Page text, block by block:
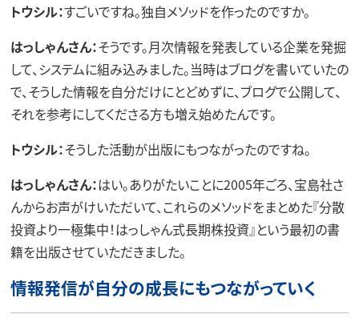
トウシル：すごいですね。独自メソッドを作ったのですか。
はっしゃんさん：そうです。月次情報を発表している企業を発掘
して、システムに組み込みました。当時はブログを書いていたの
で、そうした情報を自分だけにとどめずに、ブログで公開して、
それを参考にしてくださる方も増え始めたんです。
トウシル：そうした活動が出版にもつながったのですね。
はっしゃんさん：はい。ありがたいことに2005年ごろ、宝島社さ
んからお声がけいただいて、これらのメソッドをまとめた『分散
投資より一極集中！はっしゃん式長期株投資』という最初の書
籍を出版させていただきました。
情報発信が自分の成長にもつながっていく